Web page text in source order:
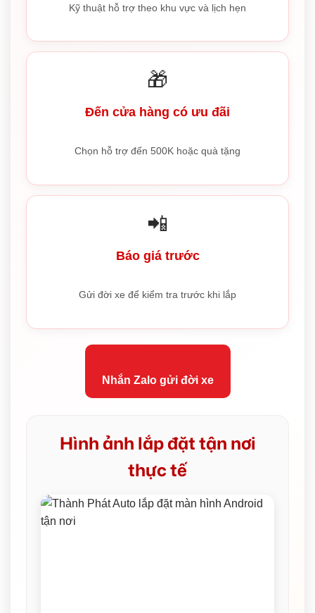
Kỹ thuật hỗ trợ theo khu vực và lịch hẹn
🎁
Đến cửa hàng có ưu đãi
Chọn hỗ trợ đến 500K hoặc quà tặng
📲
Báo giá trước
Gửi đời xe để kiểm tra trước khi lắp
Nhắn Zalo gửi đời xe
Hình ảnh lắp đặt tận nơi
thực tế